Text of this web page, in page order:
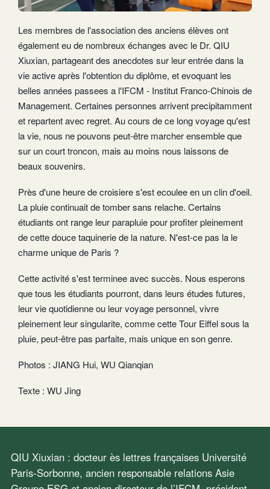
Les membres de l'association des anciens élèves ont
également eu de nombreux échanges avec le Dr. QIU
Xiuxian, partageant des anecdotes sur leur entrée dans la
vie active après l'obtention du diplôme, et evoquant les
belles années passees a l'IFCM - Institut Franco-Chinois de
Management. Certaines personnes arrivent precipitamment
et repartent avec regret. Au cours de ce long voyage qu'est
la vie, nous ne pouvons peut-être marcher ensemble que
sur un court troncon, mais au moins nous laissons de
beaux souvenirs.
Près d'une heure de croisiere s'est ecoulee en un clin d'oeil.
La pluie continuait de tomber sans relache. Certains
étudiants ont range leur parapluie pour profiter pleinement
de cette douce taquinerie de la nature. N'est-ce pas la le
charme unique de Paris ?
Cette activité s'est terminee avec succès. Nous esperons
que tous les étudiants pourront, dans leurs études futures,
leur vie quotidienne ou leur voyage personnel, vivre
pleinement leur singularite, comme cette Tour Eiffel sous la
pluie, peut-être pas parfaite, mais unique en son genre.
Photos : JIANG Hui, WU Qianqian
Texte : WU Jing
QIU Xiuxian : docteur ès lettres françaises Université
Paris-Sorbonne, ancien responsable relations Asie